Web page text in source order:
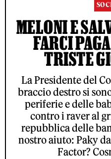
MELONI E
FARCI
TRISTE
La Presidente del
braccio destro si
periferie e delle
contro i raver al
repubblica delle
nostro aiuto: Paky
Factor?